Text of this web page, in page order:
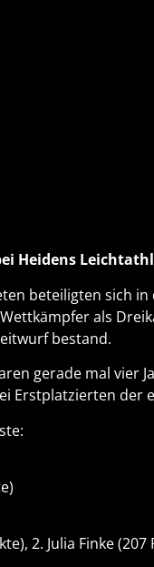
Heidens
beteiligten sich
als
bestand.
gerade mal vier
Erstplatzierten der
2. Julia Finke